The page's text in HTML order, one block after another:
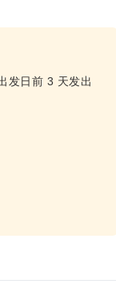
发日前 3 天发出